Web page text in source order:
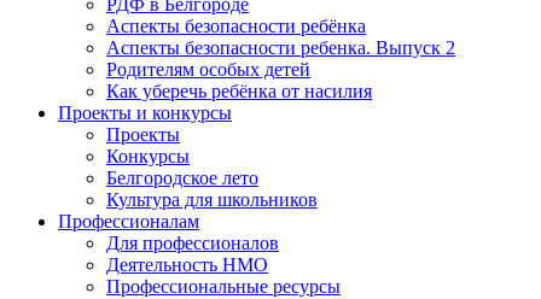
Аспекты безопасности ребёнка
Аспекты безопасности ребенка. Выпуск 2
Родителям особых детей
Как уберечь ребёнка от насилия
Проекты и конкурсы
Проекты
Конкурсы
Белгородское лето
Культура для школьников
Профессионалам
Для профессионалов
Деятельность НМО
Профессиональные ресурсы